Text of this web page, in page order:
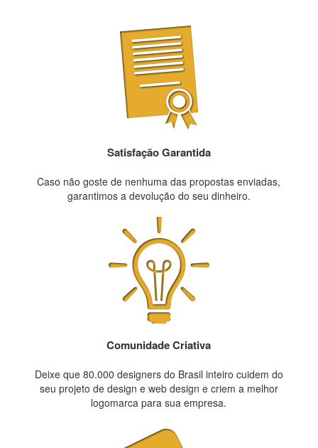
Satisfação Garantida
Caso não goste de nenhuma das propostas enviadas,
garantimos a devolução do seu dinheiro.
Comunidade Criativa
Deixe que 80.000 designers do Brasil inteiro cuidem do
seu projeto de design e web design e criem a melhor
logomarca para sua empresa.